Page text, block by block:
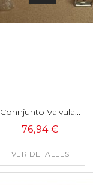
Connjunto Valvula...
76,94 €
VER DETALLES